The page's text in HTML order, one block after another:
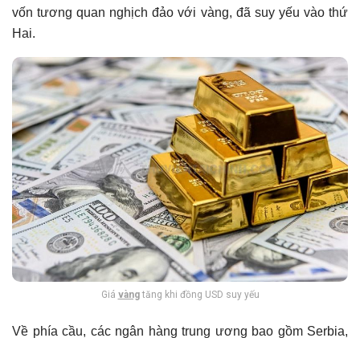
vốn tương quan nghịch đảo với vàng, đã suy yếu vào thứ
Hai.
Giá vàngtăng khi đồng USD suy yếu
Về phía cầu, các ngân hàng trung ương bao gồm Serbia,